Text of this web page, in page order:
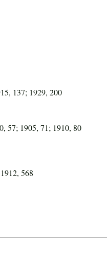
137; 1929, 200
57; 1905, 71; 1910, 80
568